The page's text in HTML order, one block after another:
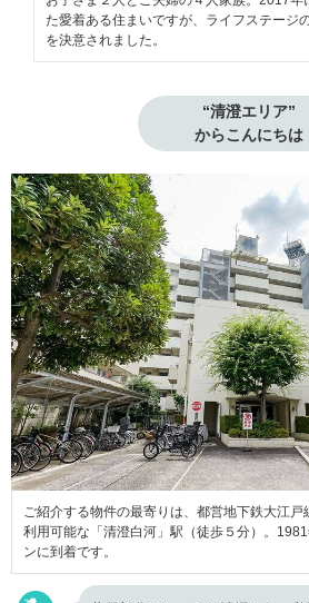
た愛着ある住まいですが、ライフステージ
を決意されました。
“清澄エリア”
からこんにちは
ご紹介する物件の最寄りは、都営地下鉄大江
利用可能な「清澄白河」駅（徒歩５分）。
ンに到着です。